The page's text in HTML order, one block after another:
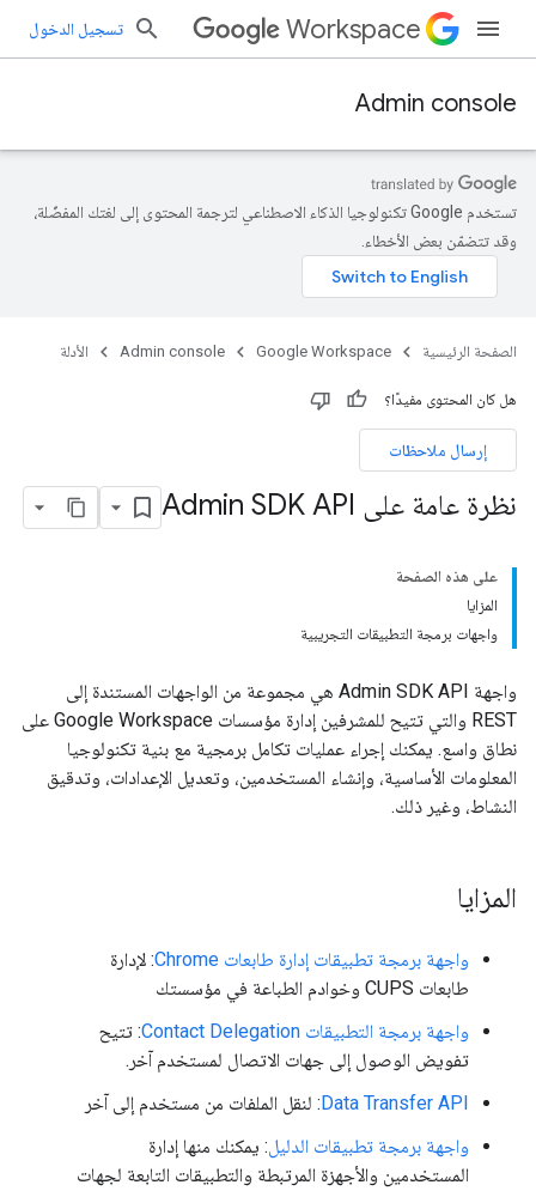
Workspace تسجيل الدخول
Admin console
تستخدم Google تكنولوجيا الذكاء الاصطناعي لترجمة المحتوى إلى لغتك المفضّلة،
وقد تتضمّن بعض الأخطاء.
الصفحة الرئيسية Google Workspace
Admin console الأدلة
هل كان المحتوى مفيدًا؟
إرسال ملاحظات
نظرة عامة على Admin SDK API
على هذه الصفحة
المزايا
واجهات برمجة التطبيقات التجريبية
واجهة Admin SDK API هي مجموعة من الواجهات المستندة إلى
REST والتي تتيح للمشرفين إدارة مؤسسات Google Workspace على
نطاق واسع. يمكنك إجراء عمليات تكامل برمجية مع بنية تكنولوجيا
المعلومات الأساسية، وإنشاء المستخدمين، وتعديل الإعدادات، وتدقيق
النشاط، وغير ذلك.
المزايا
واجهة برمجة تطبيقات إدارة طابعات Chrome
: لإدارة
طابعات CUPS وخوادم الطباعة في مؤسستك
واجهة برمجة التطبيقات Contact Delegation
: تتيح
تفويض الوصول إلى جهات الاتصال لمستخدم آخر.
Data Transfer API: لنقل الملفات من مستخدم إلى آخر
واجهة برمجة تطبيقات الدليل: يمكنك منها إدارة
المستخدمين والأجهزة المرتبطة والتطبيقات التابعة لجهات